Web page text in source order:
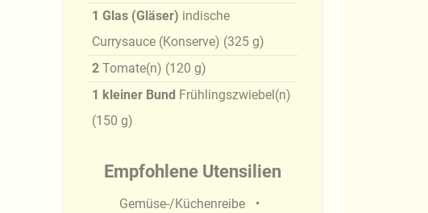
1 Glas (Gläser) indische
Currysauce (Konserve) (325 g)
2 Tomate(n) (120 g)
1 kleiner Bund Frühlingszwiebel(n)
(150 g)
Empfohlene Utensilien
Gemüse-/Küchenreibe